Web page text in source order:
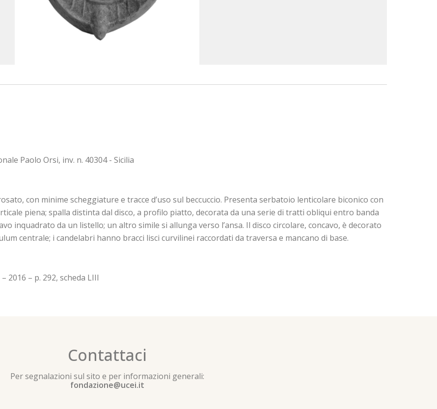
Paolo Orsi, inv. n. 40304 - Sicilia
con minime scheggiature e tracce d’uso sul beccuccio. Presenta serbatoio lenticolare biconico con
piena; spalla distinta dal disco, a profilo piatto, decorata da una serie di tratti obliqui entro banda
inquadrato da un listello; un altro simile si allunga verso l’ansa. Il disco circolare, concavo, è decorato
centrale; i candelabri hanno bracci lisci curvilinei raccordati da traversa e mancano di base.
2016 – p. 292, scheda LIII
Contattaci
Per segnalazioni sul sito e per informazioni generali:
fondazione@ucei.it